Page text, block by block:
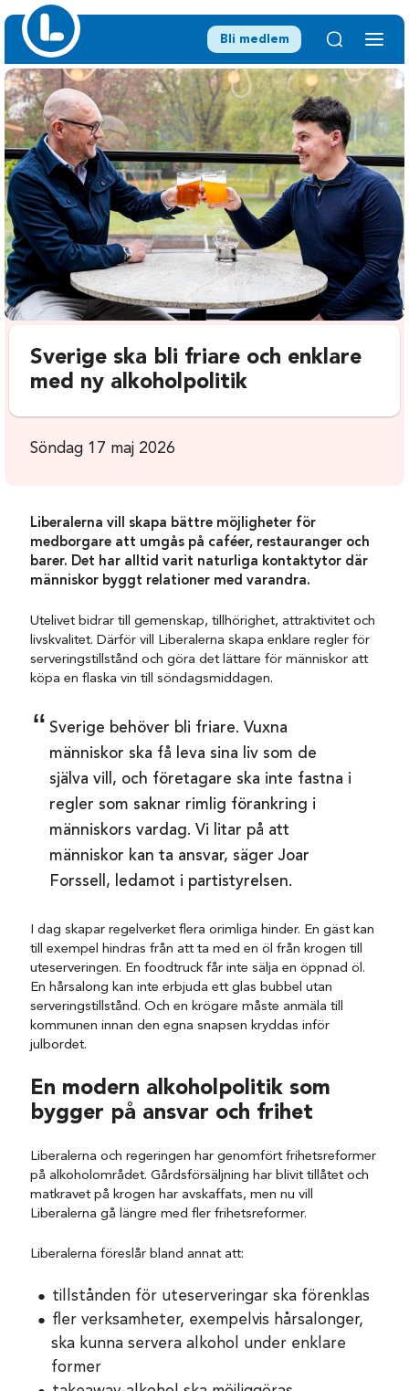
Bli medlem
Sverige ska bli friare och enklare
med ny alkoholpolitik
Söndag 17 maj 2026
Liberalerna vill skapa bättre möjligheter för
medborgare att umgås på caféer, restauranger och
barer. Det har alltid varit naturliga kontaktytor där
människor byggt relationer med varandra.
Utelivet bidrar till gemenskap, tillhörighet, attraktivitet och
livskvalitet. Därför vill Liberalerna skapa enklare regler för
serveringstillstånd och göra det lättare för människor att
köpa en flaska vin till söndagsmiddagen.
Sverige behöver bli friare. Vuxna
människor ska få leva sina liv som de
själva vill, och företagare ska inte fastna i
regler som saknar rimlig förankring i
människors vardag. Vi litar på att
människor kan ta ansvar, säger Joar
Forssell, ledamot i partistyrelsen.
I dag skapar regelverket flera orimliga hinder. En gäst kan
till exempel hindras från att ta med en öl från krogen till
uteserveringen. En foodtruck får inte sälja en öppnad öl.
En hårsalong kan inte erbjuda ett glas bubbel utan
serveringstillstånd. Och en krögare måste anmäla till
kommunen innan den egna snapsen kryddas inför
julbordet.
En modern alkoholpolitik som
bygger på ansvar och frihet
Liberalerna och regeringen har genomfört frihetsreformer
på alkoholområdet. Gårdsförsäljning har blivit tillåtet och
matkravet på krogen har avskaffats, men nu vill
Liberalerna gå längre med fler frihetsreformer.
Liberalerna föreslår bland annat att:
tillstånden för uteserveringar ska förenklas
fler verksamheter, exempelvis hårsalonger,
ska kunna servera alkohol under enklare
former